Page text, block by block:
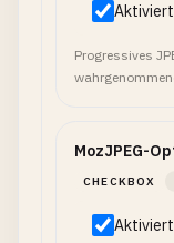
Progressives
MozJPEG-
CHECKBOX